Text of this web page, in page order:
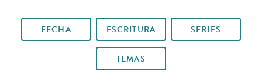
FECHA ESCRITURA SERIES
TEMAS